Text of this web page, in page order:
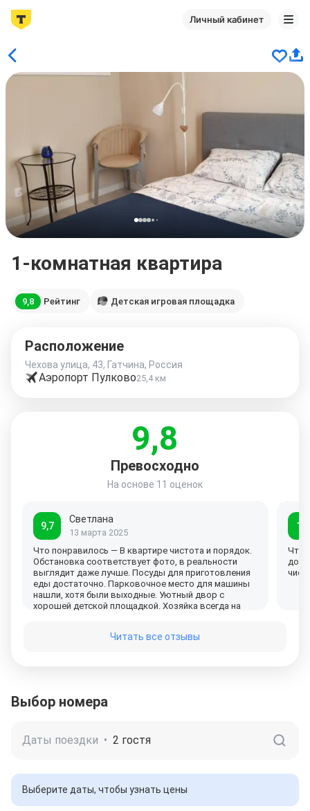
Личный кабинет
1-комнатная квартира
9,8 Рейтинг Детская игровая площадка
Расположение
Чехова улица, 43, Гатчина, Россия
Аэропорт Пулково25,4 км
9,8
Превосходно
На основе 11 оценок
9,7
Светлана
13 марта 2025
Что понравилось — В квартире чистота и порядок.
Обстановка соответствует фото, в реальности
выглядит даже лучше. Посуды для приготовления
еды достаточно. Парковочное место для машины
нашли, хотя были выходные. Уютный двор с
хорошей детской площадкой. Хозяйка всегда на
ванной.
10
Что
Читать все отзывы
Выбор номера
Даты поездки • 2 гостя
Выберите даты, чтобы узнать цены